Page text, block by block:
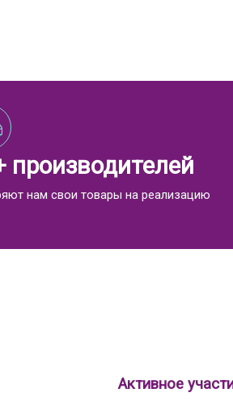
производителей
нам свои товары на реализацию
Активное